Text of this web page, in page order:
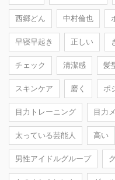
西郷どん 中村倫也
早寝早起き 正しい
チェック 清潔感 髪
スキンケア 磨く ポ
目力トレーニング 目力
太っている芸能人 高い
男性アイドルグループ